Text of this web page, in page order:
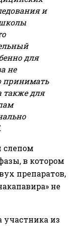
и
для
не
принимать
также для
слепом
в котором
препаратов,
не
участника из